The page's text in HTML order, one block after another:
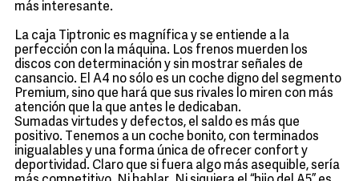
más interesante.
La caja Tiptronic es magnífica y se entiende a la
perfección con la máquina. Los frenos muerden los
discos con determinación y sin mostrar señales de
cansancio. El A4 no sólo es un coche digno del segmento
Premium, sino que hará que sus rivales lo miren con más
atención que la que antes le dedicaban.
Sumadas virtudes y defectos, el saldo es más que
positivo. Tenemos a un coche bonito, con terminados
inigualables y una forma única de ofrecer confort y
deportividad. Claro que si fuera algo más asequible, sería